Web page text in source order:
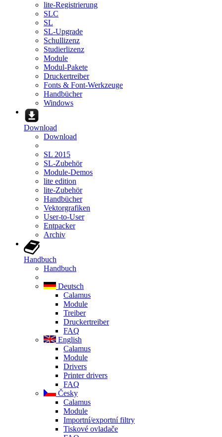
lite-Registrierung
SLC
SL
SL-Upgrade
Schullizenz
Studierlizenz
Module
Modul-Pakete
Druckertreiber
Fonts & Font-Werkzeuge
Handbücher
Windows
Download
Download
SL 2015
SL-Zubehör
Module-Demos
lite edition
lite-Zubehör
Handbücher
Vektorgrafiken
User-to-User
Entpacker
Archiv
Handbuch
Handbuch
Deutsch
Calamus
Module
Treiber
Druckertreiber
FAQ
English
Calamus
Module
Drivers
Printer drivers
FAQ
Česky
Calamus
Module
Importní/exportní filtry
Tiskové ovladače